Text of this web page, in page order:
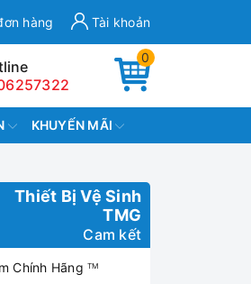
hàng Tài khoản
0
KHUYẾN MÃI
Thiết Bị Vệ Sinh
TMG
Cam kết
Chính Hãng TM